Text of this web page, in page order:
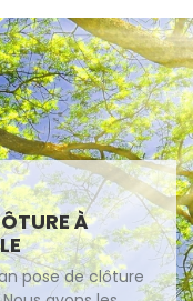
À
pose de clôture